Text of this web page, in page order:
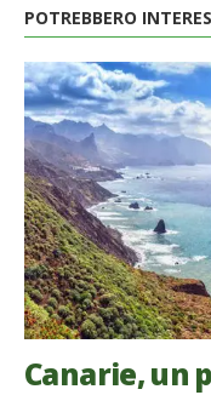
POTREBBERO
Canarie, un